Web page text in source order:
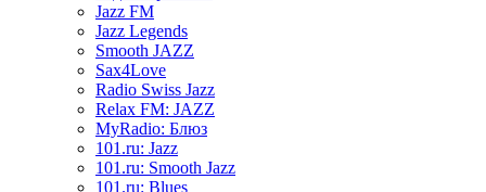
Jazz FM
Jazz Legends
Smooth JAZZ
Sax4Love
Radio Swiss Jazz
Relax FM: JAZZ
MyRadio: Блюз
101.ru: Jazz
101.ru: Smooth Jazz
101.ru: Blues